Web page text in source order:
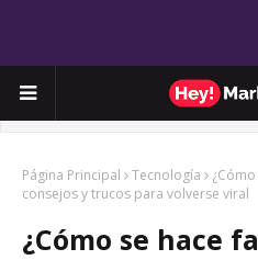
Página Principal Tecnología
consejos y trucos para volverse viral
¿Cómo se hace